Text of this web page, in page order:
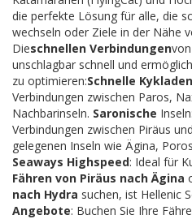
die perfekte Lösung für alle, die
wechseln oder Ziele in der Nähe
Dieschnellen Verbindungen
unschlagbar schnell und
zu optimieren:Schnelle
Verbindungen zwischen Paros,
Nachbarinseln. Saronische
Verbindungen zwischen Piräus
gelegenen Inseln wie Ägina,
Seaways Highspeed: Ideal für
Fähren von Piräus nach Ägina
nach Hydra suchen, ist Hellenic
Angebote: Buchen Sie Ihre